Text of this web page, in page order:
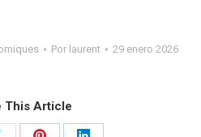
Por laurent 29 enero 2026
This Article